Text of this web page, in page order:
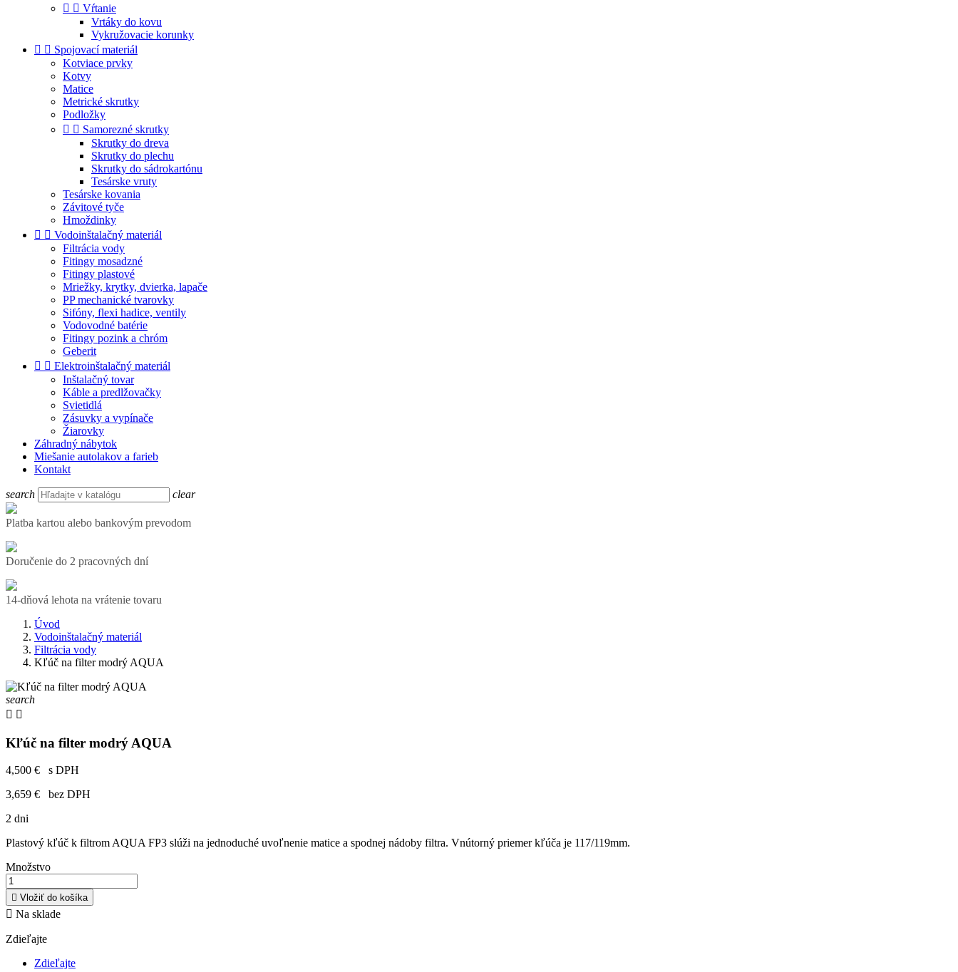
  Vŕtanie
Vrtáky do kovu
Vykružovacie korunky
  Spojovací materiál
Kotviace prvky
Kotvy
Matice
Metrické skrutky
Podložky
  Samorezné skrutky
Skrutky do dreva
Skrutky do plechu
Skrutky do sádrokartónu
Tesárske vruty
Tesárske kovania
Závitové tyče
Hmoždinky
  Vodoinštalačný materiál
Filtrácia vody
Fitingy mosadzné
Fitingy plastové
Mriežky, krytky, dvierka, lapače
PP mechanické tvarovky
Sifóny, flexi hadice, ventily
Vodovodné batérie
Fitingy pozink a chróm
Geberit
  Elektroinštalačný materiál
Inštalačný tovar
Káble a predlžovačky
Svietidlá
Zásuvky a vypínače
Žiarovky
Záhradný nábytok
Miešanie autolakov a farieb
Kontakt
search clear
Platba kartou alebo bankovým prevodom
Doručenie do 2 pracovných dní
14-dňová lehota na vrátenie tovaru
Úvod
Vodoinštalačný materiál
Filtrácia vody
Kľúč na filter modrý AQUA
search
 
Kľúč na filter modrý AQUA
4,500 €
s DPH
3,659 €
bez DPH
2 dni
Plastový kľúč k filtrom AQUA FP3 slúži na jednoduché uvoľnenie matice a spodnej nádoby filtra. Vnútorný priemer kľúča je 117/119mm.
Množstvo
 Vložiť do košíka
 Na sklade
Zdieľajte
Zdieľajte